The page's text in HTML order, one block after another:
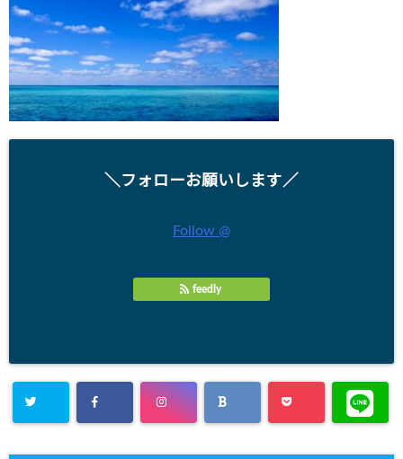
＼フォローお願いします／
Follow @
feedly